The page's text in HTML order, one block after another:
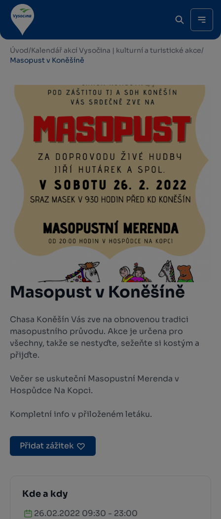
Úvod/Kalendář akcí Vysočina | kulturní a turistické akce/
Masopust v Koněšíně
Masopust v Koněšíně
Chasa Koněšín Vás zve na obnovenou tradici
masopustního průvodu. Akce je určena pro
všechny, takže se nestyďte, sežeňte si kostým a
přijďte.
Večer se uskuteční Masopustní Merenda v
Hospůdce Na Kopci.
Kompletní info v přiloženém letáku.
Přidat zážitek
Kde a kdy
26.02.2022 09:30 - 23:00